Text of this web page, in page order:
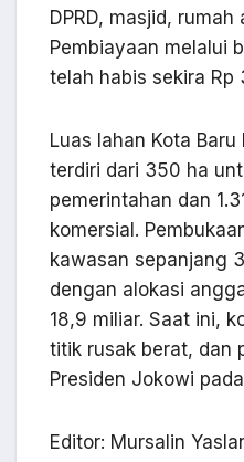
DPRD, masjid,
Pembiayaan melalui
telah habis sekira Rp
Luas lahan Kota
terdiri dari 350 ha
pemerintahan dan
komersial.
kawasan sepanjang
dengan alokasi
18,9 miliar. Saat ini,
titik rusak berat, dan
Presiden Jokowi
Editor: Mursalin